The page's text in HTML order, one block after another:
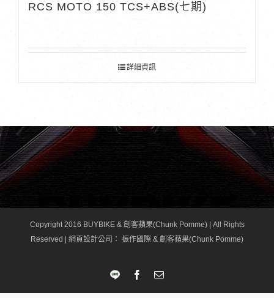
RCS MOTO 150 TCS+ABS(七期)
詳細資訊
Copyright 2016 BUYBIKE & 創客蘋果(Chunk Pomme) | All Rights
Reserved | 網頁設計公司 ： 振作國際 & 創客蘋果(Chunk Pomme)
LINE FacebookEmail: